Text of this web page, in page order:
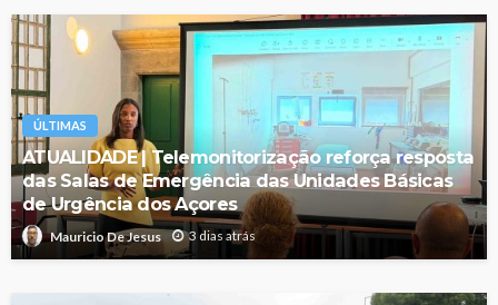
ÚLTIMAS
ATUALIDADE | Telemonitorização reforça resposta
das Salas de Emergência das Unidades Básicas
de Urgência dos Açores
Mauricio De Jesus 3 dias atrás